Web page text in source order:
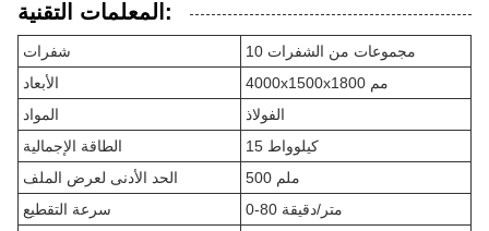
المعلمات التقنية:
شفرات
10 مجموعات من الشفرات
الأبعاد
4000x1500x1800 مم
المواد
الفولاذ
الطاقة الإجمالية
15 كيلوواط
الحد الأدنى لعرض الملف
500 ملم
سرعة التقطيع
0-80 متر/دقيقة